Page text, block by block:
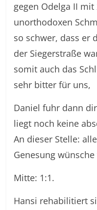
gegen Odelga II
unorthodoxen
so schwer, dass er
der Siegerstraße
somit auch das
sehr bitter für uns,
Daniel fuhr dann
liegt noch keine
An dieser Stelle:
Genesung
Mitte: 1:1.
Hansi rehabilitiert